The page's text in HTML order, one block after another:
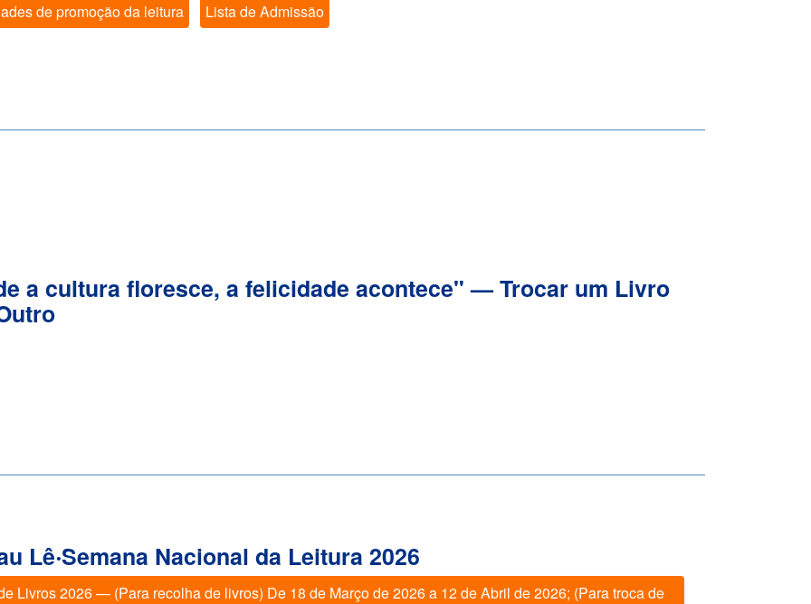
de promoção da leitura
Lista de Admissão
a cultura floresce, a felicidade acontece" — Trocar um Livro
Lê‧Semana Nacional da Leitura 2026
Livros 2026 — (Para recolha de livros) De 18 de Março de 2026 a 12 de Abril de 2026; (Para troca de